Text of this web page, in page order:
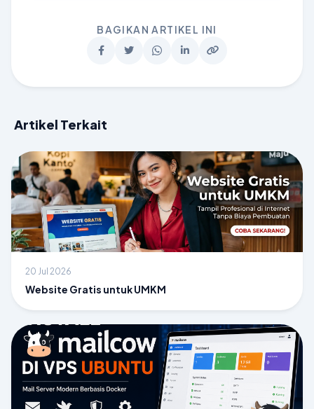
BAGIKAN ARTIKEL INI
Artikel Terkait
20 Jul 2026
Website Gratis untuk UMKM